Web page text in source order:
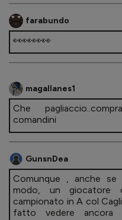
farabundo
👀👀👀👀
magallanes1
Che
comandini
GunsnDea
Comunque , anche
modo, un
campionato in A col
fatto vedere ancora